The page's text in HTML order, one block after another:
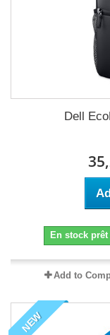
Dell
En stock
Add to
NEW